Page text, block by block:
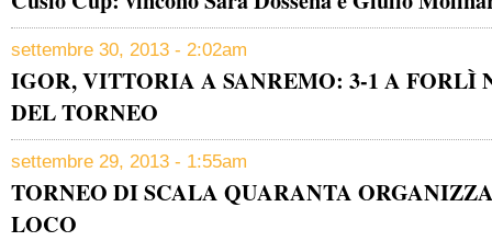
settembre 30, 2013 - 2:02am
IGOR, VITTORIA A SANREMO: 3-1 A FORLÌ
DEL TORNEO
settembre 29, 2013 - 1:55am
TORNEO DI SCALA QUARANTA
LOCO